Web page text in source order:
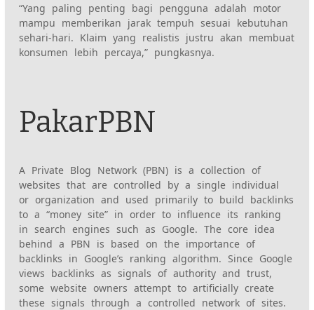
“Yang paling penting bagi pengguna adalah motor
mampu memberikan jarak tempuh sesuai kebutuhan
sehari-hari. Klaim yang realistis justru akan membuat
konsumen lebih percaya,” pungkasnya.
PakarPBN
A Private Blog Network (PBN) is a collection of
websites that are controlled by a single individual
or organization and used primarily to build backlinks
to a “money site” in order to influence its ranking
in search engines such as Google. The core idea
behind a PBN is based on the importance of
backlinks in Google’s ranking algorithm. Since Google
views backlinks as signals of authority and trust,
some website owners attempt to artificially create
these signals through a controlled network of sites.